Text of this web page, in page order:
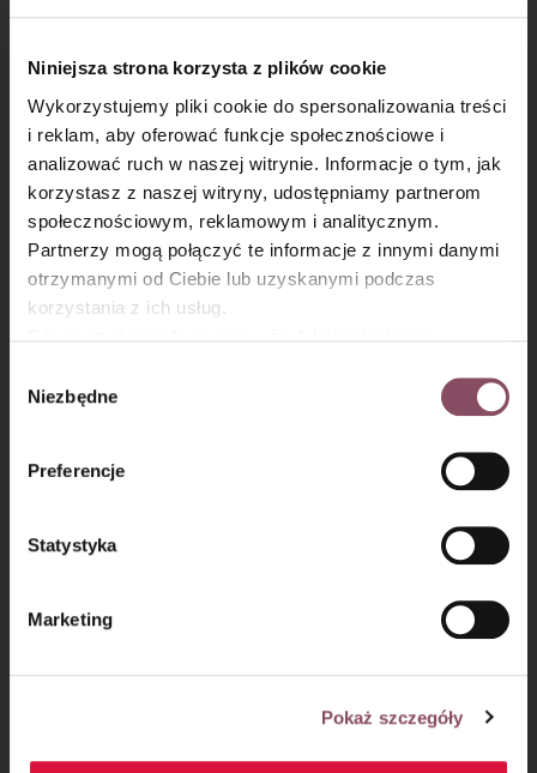
Niniejsza strona korzysta z plików cookie
Wykorzystujemy pliki cookie do spersonalizowania treści
i reklam, aby oferować funkcje społecznościowe i
analizować ruch w naszej witrynie. Informacje o tym, jak
korzystasz z naszej witryny, udostępniamy partnerom
społecznościowym, reklamowym i analitycznym.
Partnerzy mogą połączyć te informacje z innymi danymi
otrzymanymi od Ciebie lub uzyskanymi podczas
korzystania z ich usług.
Gdańsk (80-339) adres: Dickmana 14/15 więcej
informacji o przetwarzaniu danych osobowych oraz
Polityce
prywatności.
zgody
Niezbędne
Preferencje
Statystyka
Marketing
Pokaż szczegóły
śliwkowe nadzienie.
Kruszonka do tarty:
Krok 9
Mąkę, masło, cukier i cukier wanilinowy zagnieć na kruszonkę.
Posyp nią ciasto.
Krok 10
Tartę piecz około 30-35 minut, do momentu zarumienienia się
kruszonki.
Piękna, dwukolorowa (szaro-różowa)
×